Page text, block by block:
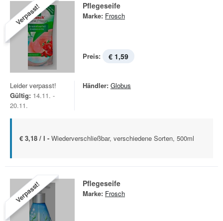
Verpasst! Pflegeseife
Marke: Frosch
Preis: € 1,59
Leider verpasst!
Gültig: 14.11. -
20.11.
Händler: Globus
€ 3,18 / l - Wiederverschließbar, verschiedene Sorten, 500ml
Verpasst! Pflegeseife
Marke: Frosch